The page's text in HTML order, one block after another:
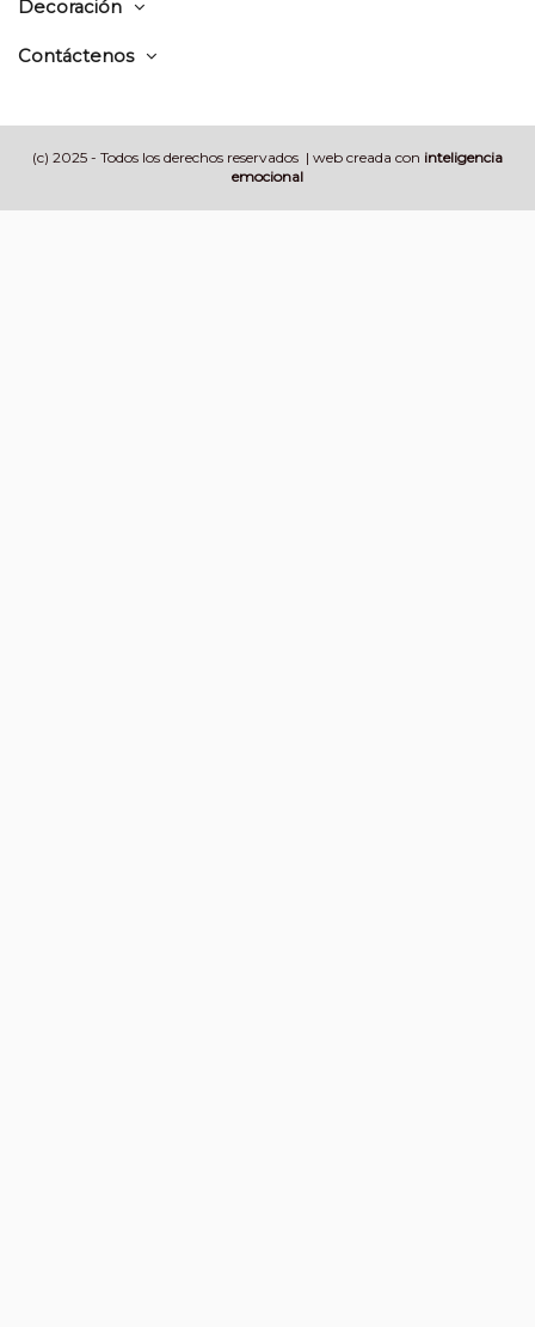
Decoración
Contáctenos
(c) 2025 - Todos los derechos reservados | web creada con inteligencia
emocional